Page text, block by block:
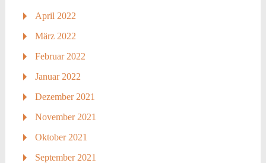
April 2022
März 2022
Februar 2022
Januar 2022
Dezember 2021
November 2021
Oktober 2021
September 2021